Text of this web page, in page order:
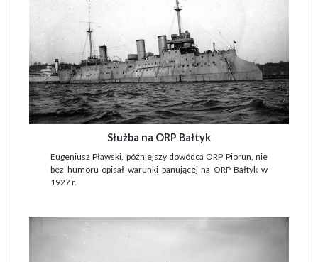
Służba na ORP Bałtyk
Eugeniusz Pławski, późniejszy dowódca ORP Piorun, nie
bez humoru opisał warunki panującej na ORP Bałtyk w
1927 r.